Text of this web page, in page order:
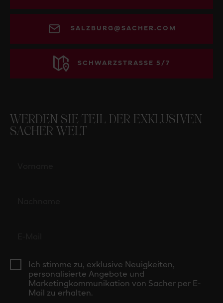
SALZBURG@SACHER.COM
SCHWARZSTRASSE 5/7
WERDEN SIE TEIL DER EXKLUSIVEN
SACHER WELT
Ich stimme zu, exklusive Neuigkeiten,
personalisierte Angebote und
Marketingkommunikation von Sacher per E-
Mail zu erhalten.